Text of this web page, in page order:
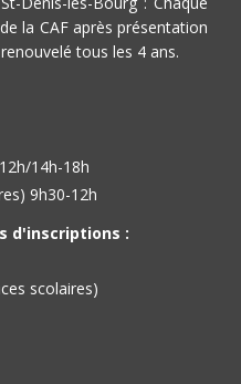
la CAF après présentation
tous les 4 ans.
14h-18h
9h30-12h
d'inscriptions :
scolaires)